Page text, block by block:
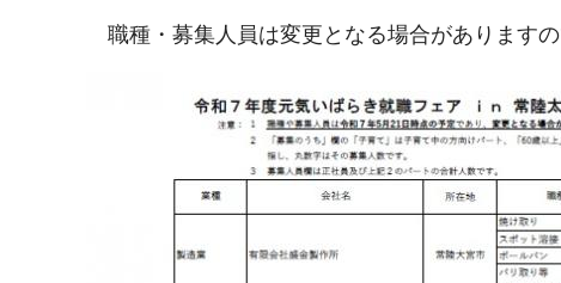
職種・募集人員は変更となる場合がありますの